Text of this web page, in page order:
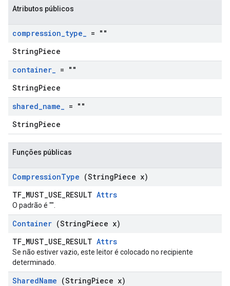
Atributos públicos
compression_type_ = ""
StringPiece
container_ = ""
StringPiece
shared_name_ = ""
StringPiece
Funções públicas
CompressionType (StringPiece x)
TF_MUST_USE_RESULT Attrs
O padrão é "".
Container (StringPiece x)
TF_MUST_USE_RESULT Attrs
Se não estiver vazio, este leitor é colocado no recipiente
determinado.
SharedName (StringPiece x)